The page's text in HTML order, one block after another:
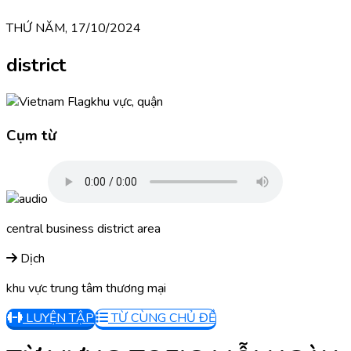
THỨ NĂM, 17/10/2024
district
khu vực, quận
Cụm từ
central business district area
Dịch
khu vực trung tâm thương mại
LUYỆN TẬP
TỪ CÙNG CHỦ ĐỀ